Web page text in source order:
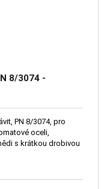
8/3074 -
PN 8/3074, pro
oceli,